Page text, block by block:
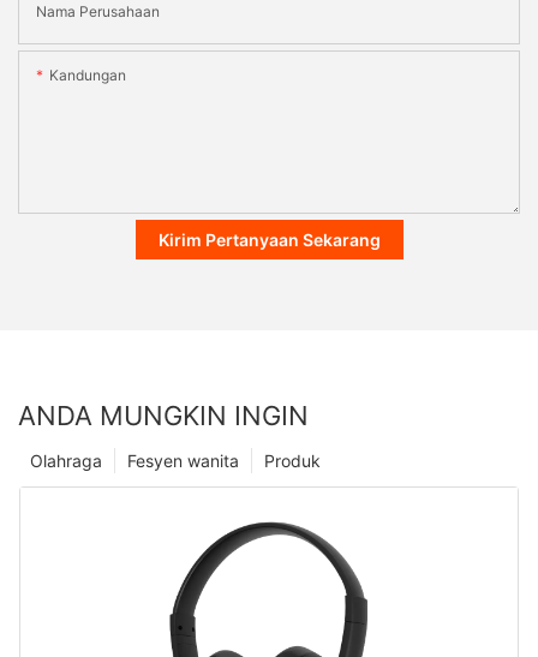
Nama Perusahaan
Kandungan
Kirim Pertanyaan Sekarang
ANDA MUNGKIN INGIN
Produk
Fesyen wanita
Olahraga